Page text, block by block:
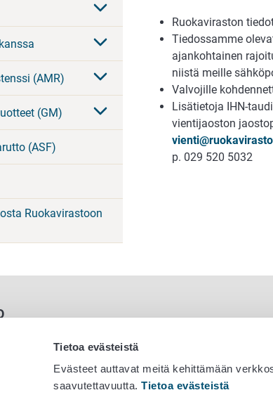
Tietoa evästeistä
Evästeet auttavat meitä kehittämään
saavutettavuutta.Tietoa evästeistä
(AMR)
(GM)
(ASF)
Ruokavirastoon
Ruokaviraston
Tiedossamme
ajankohtainen
niistä meille
Valvojille
Lisätietoja IHN-
vientijaoston
p. 029 520 5032